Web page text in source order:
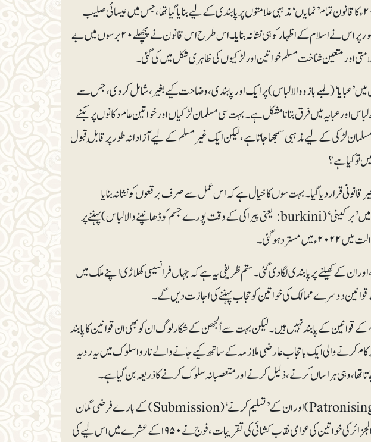
لوگ مذہبی عقیدے کو مکمل طور پر نجی رکھیں، جب کہ ۲۰۰۴ءکا قانون تمام ’نمایاں‘ مذہبی علامتوں پر پابندی کے لیے بنایا گیا تھا، جس میں عیسائی صلیب
بھی شامل تھی۔ لیکن یہ تو محض ایک حوالہ تھا، جب کہ عملی طور پر اس نے اسلام کے اظہار کو ہی نشانہ بنایا۔ اس طرح اس قانون نے پچھلے ۲۰ برسوں میں بے
اور متعین شناخت مسلم خواتین اور لڑکیوں کی ظاہری شکل میں کی گئی۔
میں ’عبایا‘ (لمبے بازو والا لباس) پر ایک اور پابندی، وضاحت کیے بغیر، شامل کر دی، جس سے
اور عبایہ میں فرق بتانا مشکل ہے۔ بہت سی مسلمان لڑکیاں اور خواتین عام دکانوں پر بکنے
لڑکی کے لیے مذہبی سمجھا جاتا ہے، لیکن ایک غیر مسلم کے لیے آزادانہ طور پر قابلِ قبول
غیرقانونی قرار دیا گیا۔ بہت سوں کا خیال ہے کہ اس عمل سے صرف برقعوں کو نشانہ بنایا
گیا۔ ۲۰۱۶ء میں میونسپلٹیوں نے عوامی تالابوں اور ساحلوں میں ’برکینی‘ (burkini: یعنی پیراکی کے وقت پورے جسم کو ڈھانپنے والا لباس) پہننے پر
ہوگئی۔
ان کے کھیلنے پر پابندی لگادی گئی۔ ستم ظریفی یہ ہے کہ جہاں فرانسیسی کھلاڑی اپنے ملک میں
قوانین دوسرے ممالک کی خواتین کو حجاب پہننے کی اجازت دیں گے۔
قوانین کے پابند نہیں ہیں۔ لیکن بہت سےاُلجھن کے شکار لوگ ان کو بھی ان قوانین کا پابند
کام کرنے والی ایک با حجاب عارضی ملازمہ کے ساتھ کیے جانے والے ناروا سلوک میں یہ رویہ
تھا، وہی ہراساں کرنے، ذلیل کرنے اور متعصبانہ سلوک کرنےکا ذریعہ بن گیا ہے۔
غیر یورپی خواتین کے ساتھ اس طرح کا سرپرستانہ سلوک (Patronising) اور ان کے ’تسلیم کرنے‘ (Submission) کے بارے فرضی گمان
کی نفسیات فرانسیسی نوآبادیاتی دور سے جا ملتی ہے۔ نوآبادیاتی الجزائر کی خواتین کی عوامی نقاب کشائی کی تقریبات، فوج نے ۱۹۵۰ کے عشرے میں اس لیے کی